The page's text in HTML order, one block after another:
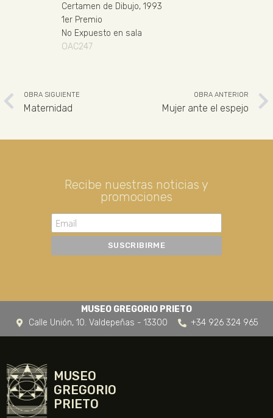
Certamen de Dibujo, 1993
1er Premio
No Expuesto en sala
OAC247
OBRA SIGUIENTE
Maternidad
OBRA ANTERIOR
Mujer ante el espejo
Recibe nuestras noticias y
promociones
MUSEO GREGORIO PRIETO
Calle Unión, 10. Valdepeñas - 13300
+34 926 324 965
MUSEO
GREGORIO
PRIETO